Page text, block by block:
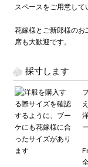
スペースをご用意して
花嫁様とご新郎様のお
席も大歓迎です。
採寸します